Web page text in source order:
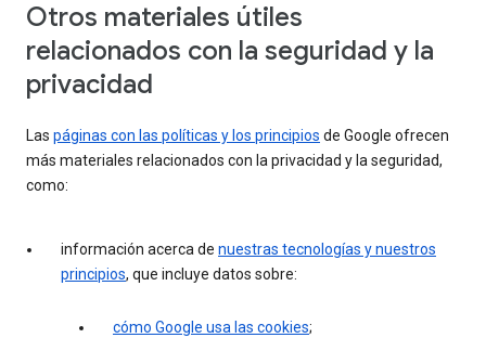
Otros materiales útiles
relacionados con la seguridad y la
privacidad
Las páginas con las políticas y los principios de Google ofrecen
más materiales relacionados con la privacidad y la seguridad,
como:
información acerca de nuestras tecnologías y nuestros
principios, que incluye datos sobre:
cómo Google usa las cookies;